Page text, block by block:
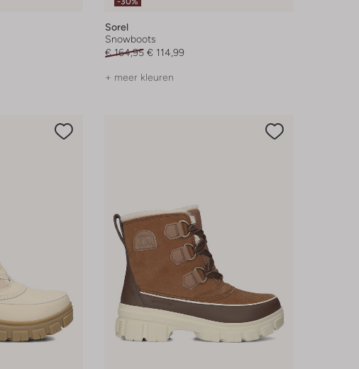
Sorel
Snowboots
€ 164,95 € 114,99
+ meer kleuren